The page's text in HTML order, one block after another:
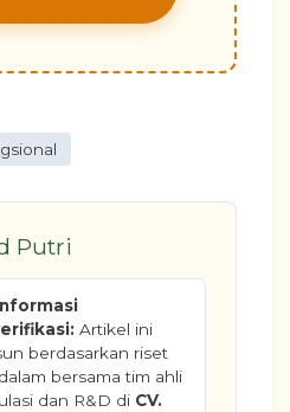
Putri
Artikel ini
berdasarkan riset
bersama tim ahli
dan R&D di CV.